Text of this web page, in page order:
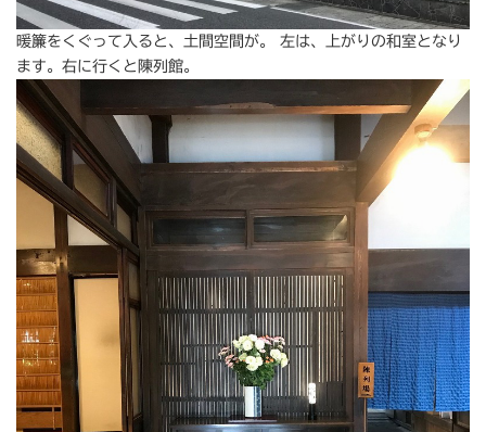
暖簾をくぐって入ると、土間空間が。 左は、上がりの和室となり
ます。右に行くと陳列館。